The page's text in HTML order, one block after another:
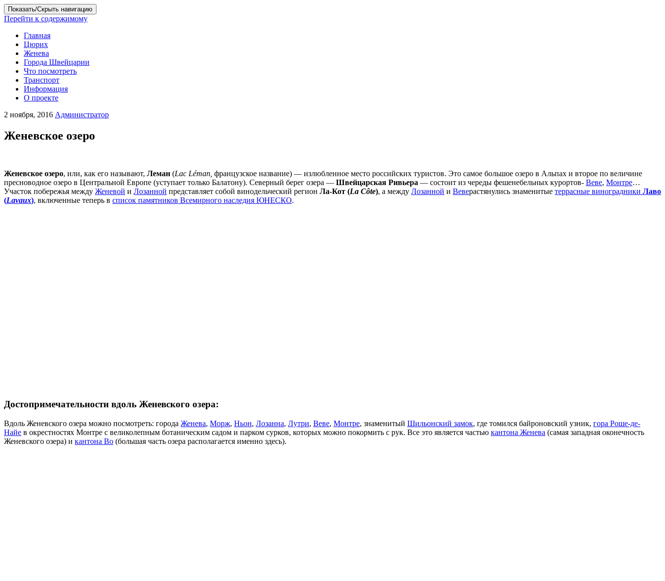
Показать/Скрыть навигацию
Перейти к содержимому
Главная
Цюрих
Женева
Города Швейцарии
Что посмотреть
Транспорт
Информация
О проекте
2 ноября, 2016 Администратор
Женевское озеро
Женевское озеро, или, как его называют, Леман (Lac Léman, французское название) — излюбленное место российских туристов. Это самое большое озеро в Альпах и второе по величине
пресноводное озеро в Центральной Европе (уступает только Балатону). Северный берег озера — Швейцарская Ривьера — состоит из череды фешенебельных курортов- Веве, Монтре…
Участок побережья между Женевой и Лозанной представляет собой винодельческий регион Ла-Кот (La Côte), а между Лозанной и Веверастянулись знаменитые террасные виноградники Лаво
(Lavaux), включенные теперь в список памятников Всемирного наследия ЮНЕСКО.
Достопримечательности вдоль Женевского озера:
Вдоль Женевского озера можно посмотреть: города Женева, Морж, Ньон, Лозанна, Лутри, Веве, Монтре, знаменитый Шильонский замок, где томился байроновский узник, гора Роше-де-
Найе в окрестностях Монтре с великолепным ботаническим садом и парком сурков, которых можно покормить с рук. Все это является частью кантона Женева (самая западная оконечность
Женевского озера) и кантона Во (большая часть озера располагается именно здесь).